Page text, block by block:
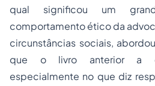
qual significou um
comportamento ético da
circunstâncias sociais,
que o livro anterior a
especialmente no que diz